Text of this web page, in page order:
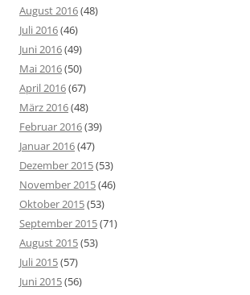
August 2016(48)
Juli 2016(46)
Juni 2016(49)
Mai 2016(50)
April 2016(67)
März 2016(48)
Februar 2016(39)
Januar 2016(47)
Dezember 2015(53)
November 2015(46)
Oktober 2015(53)
September 2015(71)
August 2015(53)
Juli 2015(57)
Juni 2015(56)